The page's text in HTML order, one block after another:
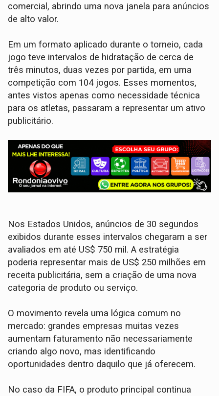
comercial, abrindo uma nova janela para anúncios
de alto valor.
Em um formato aplicado durante o torneio, cada
jogo teve intervalos de hidratação de cerca de
três minutos, duas vezes por partida, em uma
competição com 104 jogos. Esses momentos,
antes vistos apenas como necessidade técnica
para os atletas, passaram a representar um ativo
publicitário.
Nos Estados Unidos, anúncios de 30 segundos
exibidos durante esses intervalos chegaram a ser
avaliados em até US$ 750 mil. A estratégia
poderia representar mais de US$ 250 milhões em
receita publicitária, sem a criação de uma nova
categoria de produto ou serviço.
O movimento revela uma lógica comum no
mercado: grandes empresas muitas vezes
aumentam faturamento não necessariamente
criando algo novo, mas identificando
oportunidades dentro daquilo que já oferecem.
No caso da FIFA, o produto principal continua